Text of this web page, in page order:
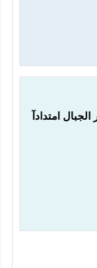
سلسلة جبال موازية للبحر  الأحمر وهي أكثر الجبال امتدادآ